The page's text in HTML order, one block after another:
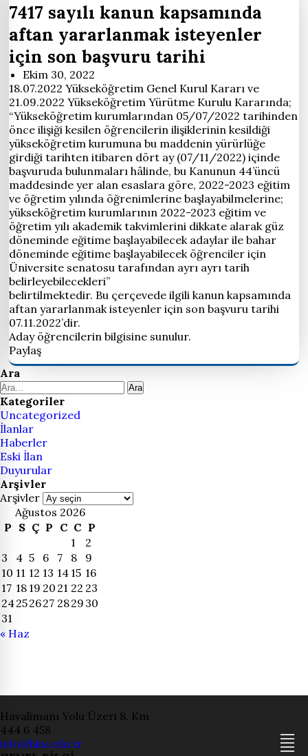
7417 sayılı kanun kapsamında
aftan yararlanmak isteyenler
için son başvuru tarihi
Ekim 30, 2022
18.07.2022 Yükseköğretim Genel Kurul Kararı ve
21.09.2022 Yükseköğretim Yürütme Kurulu Kararında;
“Yükseköğretim kurumlarından 05/07/2022 tarihinden
önce ilişiği kesilen öğrencilerin ilişiklerinin kesildiği
yükseköğretim kurumuna bu maddenin yürürlüğe
girdiği tarihten itibaren dört ay (07/11/2022) içinde
başvuruda bulunmaları hâlinde, bu Kanunun 44’üncü
maddesinde yer alan esaslara göre, 2022-2023 eğitim
ve öğretim yılında öğrenimlerine başlayabilmelerine;
yükseköğretim kurumlarının 2022-2023 eğitim ve
öğretim yılı akademik takvimlerini dikkate alarak güz
döneminde eğitime başlayabilecek adaylar ile bahar
döneminde eğitime başlayabilecek öğrenciler için
Üniversite senatosu tarafından ayrı ayrı tarih
belirleyebilecekleri”
belirtilmektedir. Bu çerçevede ilgili kanun kapsamında
aftan yararlanmak isteyenler için son başvuru tarihi
07.11.2022’dir.
Aday öğrencilerin bilgisine sunulur.
Paylaş
Ara
Ara
Kategoriler
Uncategorized
İlanlar
Haberler
Eski İlan
Duyurular
Arşivler
Arşivler
Ağustos 2026
P S Ç P C C P
1
2
3
4 5 6 7 8
9
10 11 12 13 14 15 16
17 18 19 20 21 22 23
24252627 2829 30
31
« Haz
Havalimanı Yolu Üzeri 8. Km
444 6 458
info@hku.edu.tr